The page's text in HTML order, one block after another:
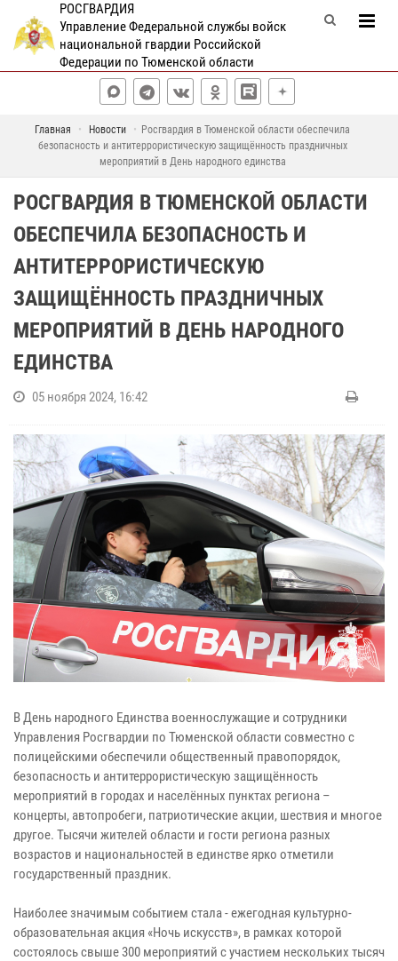
РОСГВАРДИЯ
Управление Федеральной службы войск
национальной гвардии Российской
Федерации по Тюменской области
Главная Новости
Росгвардия в Тюменской области обеспечила
безопасность и антитеррористическую защищённость праздничных
мероприятий в День народного единства
РОСГВАРДИЯ В ТЮМЕНСКОЙ ОБЛАСТИ
ОБЕСПЕЧИЛА БЕЗОПАСНОСТЬ И
АНТИТЕРРОРИСТИЧЕСКУЮ
ЗАЩИЩЁННОСТЬ ПРАЗДНИЧНЫХ
МЕРОПРИЯТИЙ В ДЕНЬ НАРОДНОГО
ЕДИНСТВА
05 ноября 2024, 16:42
В День народного Единства военнослужащие и сотрудники
Управления Росгвардии по Тюменской области совместно с
полицейскими обеспечили общественный правопорядок,
безопасность и антитеррористическую защищённость
мероприятий в городах и населённых пунктах региона –
концерты, автопробеги, патриотические акции, шествия и многое
другое. Тысячи жителей области и гости региона разных
возрастов и национальностей в единстве ярко отметили
государственный праздник.
Наиболее значимым событием стала - ежегодная культурно-
образовательная акция «Ночь искусств», в рамках которой
состоялось свыше 300 мероприятий с участием нескольких тысяч